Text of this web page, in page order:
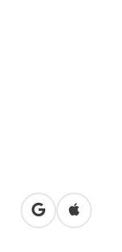
in Google
in